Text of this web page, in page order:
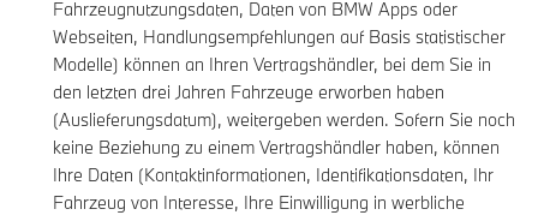
Fahrzeugnutzungsdaten, Daten von BMW Apps oder
Webseiten, Handlungsempfehlungen auf Basis statistischer
Modelle) können an Ihren Vertragshändler, bei dem Sie in
den letzten drei Jahren Fahrzeuge erworben haben
(Auslieferungsdatum), weitergeben werden. Sofern Sie noch
keine Beziehung zu einem Vertragshändler haben, können
Ihre Daten (Kontaktinformationen, Identifikationsdaten, Ihr
Fahrzeug von Interesse, Ihre Einwilligung in werbliche